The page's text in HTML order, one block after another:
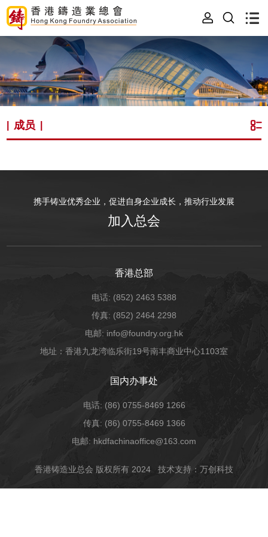
成员
携手铸业优秀企业，促进自身企业成长，推动行业发展
加入总会
香港总部
电话: (852) 2463 5388
传真: (852) 2464 2298
电邮: info@foundry.org.hk
地址：香港九龙湾临乐街19号南丰商业中心1103室
国内办事处
电话: (86) 0755-8469 1266
传真: (86) 0755-8469 1366
电邮: hkdfachinaoffice@163.com
香港铸造业总会 版权所有 2024 技术支持：万创科技